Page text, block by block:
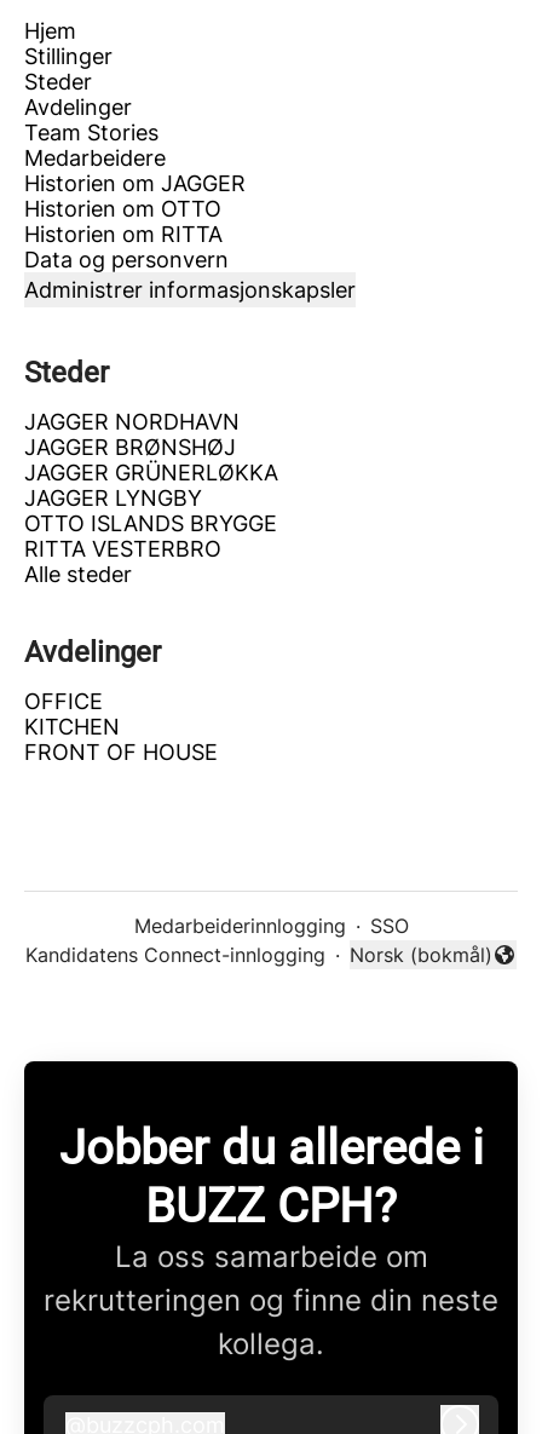
Hjem
Stillinger
Steder
Avdelinger
Team Stories
Medarbeidere
Historien om JAGGER
Historien om OTTO
Historien om RITTA
Data og personvern
Administrer informasjonskapsler
Steder
JAGGER NORDHAVN
JAGGER BRØNSHØJ
JAGGER GRÜNERLØKKA
JAGGER LYNGBY
OTTO ISLANDS BRYGGE
RITTA VESTERBRO
Alle steder
Avdelinger
OFFICE
KITCHEN
FRONT OF HOUSE
Medarbeiderinnlogging · SSO
Kandidatens Connect-innlogging ·
Endre språk
Norsk (bokmål)
Jobber du allerede i
BUZZ CPH?
La oss samarbeide om
rekrutteringen og finne din neste
kollega.